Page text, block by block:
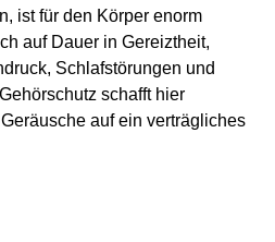
ist für den Körper enorm
auf Dauer in Gereiztheit,
Schlafstörungen und
schafft hier
auf ein verträgliches